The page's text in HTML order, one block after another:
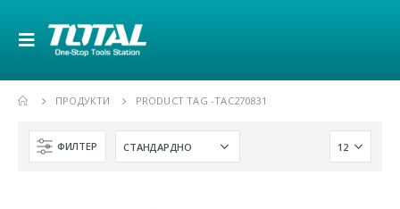
ПРОДУКТИ PRODUCT TAG -TAC270831
ФИЛТЕР